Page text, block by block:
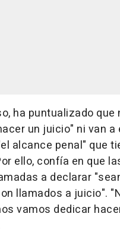
ha puntualizado que
un juicio" ni van
alcance penal" que
ello, confía en que
a declarar
llamados a juicio".
vamos dedicar